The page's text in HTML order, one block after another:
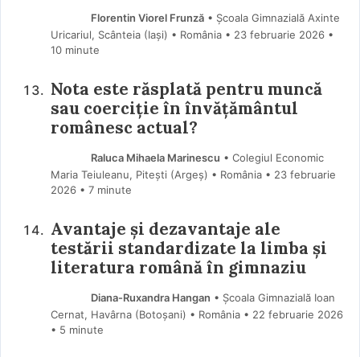
Florentin Viorel Frunză• Școala Gimnazială Axinte
Uricariul, Scânteia (Iaşi) • România
23 februarie 2026 •
10 minute
Nota este răsplată pentru muncă
sau coerciție în învățământul
românesc actual?
Raluca Mihaela Marinescu • Colegiul Economic
Maria Teiuleanu, Pitești (Argeş) • România
23 februarie
2026 • 7 minute
Avantaje și dezavantaje ale
testării standardizate la limba și
literatura română în gimnaziu
Diana-Ruxandra Hangan • Școala Gimnazială Ioan
Cernat, Havârna (Botoşani) • România
22 februarie 2026
• 5 minute